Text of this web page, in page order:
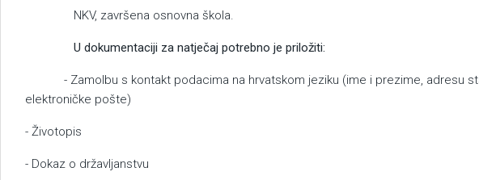
NKV, završena osnovna škola.
U dokumentaciji za natječaj potrebno je priložiti:
- Zamolbu s kontakt podacima na hrvatskom jeziku (ime i prezime, adresu
elektroničke pošte)
- Životopis
- Dokaz o državljanstvu